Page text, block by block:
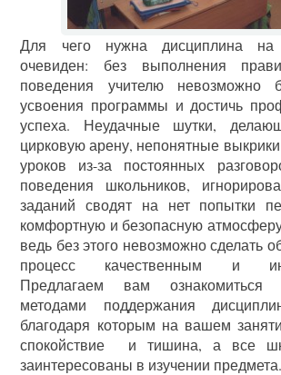
Для чего нужна дисциплина на
очевиден: без выполнения
поведения учителю невозможно
усвоения программы и достичь
успеха. Неудачные шутки,
цирковую арену, непонятные
уроков из-за постоянных
поведения школьников,
заданий сводят на нет попытки
комфортную и безопасную
ведь без этого невозможно сделать
процесс качественным и
Предлагаем вам
методами поддержания
благодаря которым на вашем
спокойствие и тишина, а все
заинтересованы в изучении предмета.